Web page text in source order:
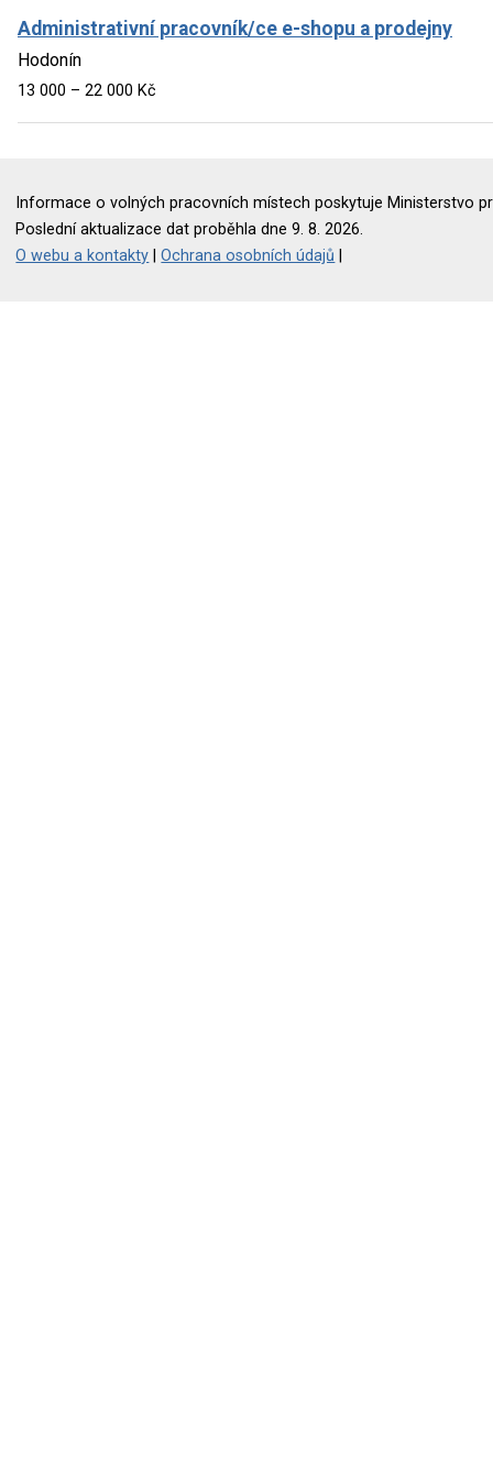
Administrativní pracovník/ce e-shopu a prodejny
Hodonín
13 000 – 22 000 Kč
Informace o volných pracovních místech poskytuje Ministerstvo
Poslední aktualizace dat proběhla dne 9. 8. 2026.
O webu a kontakty |Ochrana osobních údajů